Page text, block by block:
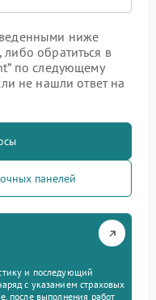
ниже
обратиться в
по следующему
не нашли ответ на
панелей
и последующий
с указанием страховых
после выполнения работ